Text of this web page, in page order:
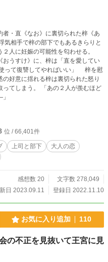
・直《なお》に裏切られた梓《あ
相手で梓の部下でもあるきらりと
２人に妊娠の可能性を匂わせる。
おうすけ》に、梓は「直を愛してい
好意に揺れる梓は裏切られた怒り
あの２人が羨むほど
位 / 66,401件
上司と部下
大人の恋
感想数 20
文字数 278,049
日 2023.09.11
登録日 2022.11.10
お気に入り追加 110
の不正を見抜いて王宮に見